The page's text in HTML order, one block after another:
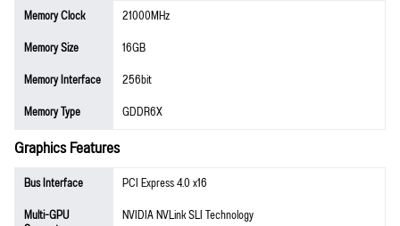
Memory Clock
21000MHz
Memory Size
16GB
Memory Interface
256bit
Memory Type
GDDR6X
Graphics Features
Bus Interface
PCI Express 4.0 x16
Multi-GPU
NVIDIA NVLink SLI Technology